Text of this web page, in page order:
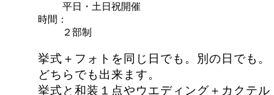
平日・土日祝開催
時間
２部制
挙式＋フォトを同じ日でも。別の日でも。
どちらでも出来ます。
挙式と和装１点やウエディング＋カクテル